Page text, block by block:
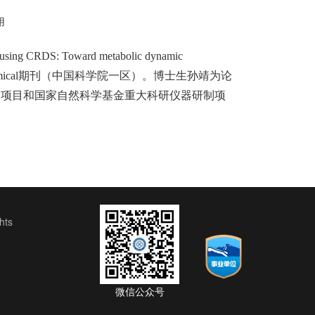
CRDS: Toward metabolic dynamic
期刊（中国科学院一区）。博士生孙靖为论
目和国家自然科学基金重大科研仪器研制项
微信公众号